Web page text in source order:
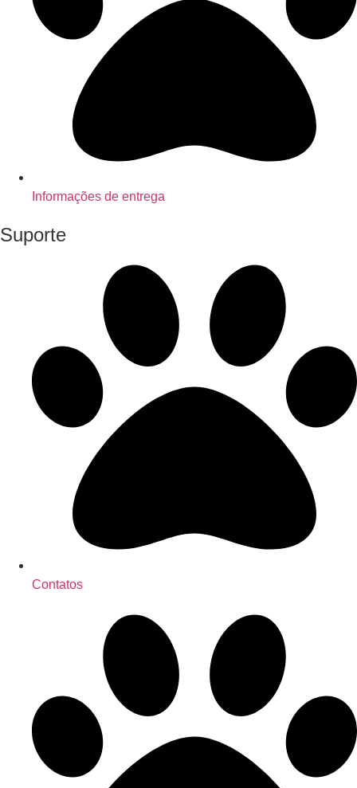
Informações de entrega
Suporte
Contatos